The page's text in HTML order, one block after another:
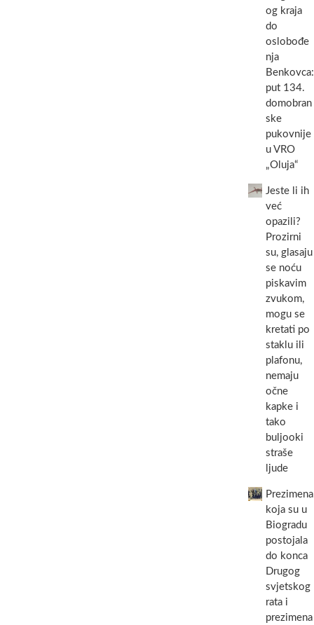
og kraja
do
oslobođe
nja
Benkovca:
put 134.
domobran
ske
pukovnije
u VRO
„Oluja“
Jeste li ih
već
opazili?
Prozirni
su, glasaju
se noću
piskavim
zvukom,
mogu se
kretati po
staklu ili
plafonu,
nemaju
očne
kapke i
tako
buljooki
straše
ljude
Prezimena
koja su u
Biogradu
postojala
do konca
Drugog
svjetskog
rata i
prezimena